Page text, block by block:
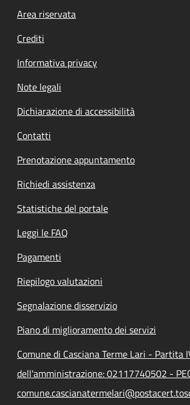
Footer menu
Area riservata
Crediti
Informativa privacy
Note legali
Dichiarazione di accessibilità
Contatti
Prenotazione appuntamento
Richiedi assistenza
Statistiche del portale
Leggi le FAQ
Pagamenti
Riepilogo valutazioni
Segnalazione disservizio
Piano di miglioramento dei servizi
Comune di Casciana Terme Lari - Partita
dell'amministrazione: 02117740502 -